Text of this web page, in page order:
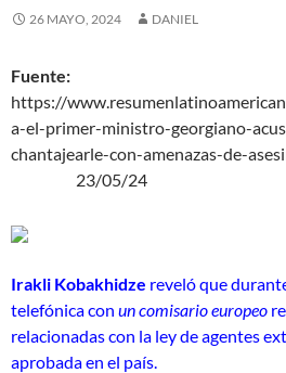
26 MAYO, 2024 DANIEL
Fuente:
https://
a-el-primer-ministro-georgiano-
chantajearle-con-
23/05/24
Irakli Kobakhidze reveló que
telefónica con un comisario europeo
relacionadas con la ley de agentes
aprobada en el país.